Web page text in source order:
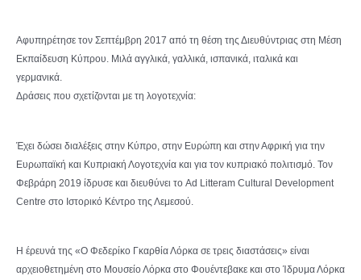
Αφυπηρέτησε τον Σεπτέμβρη 2017 από τη θέση της Διευθύντριας στη Μέση
Εκπαίδευση Κύπρου. Μιλά αγγλικά, γαλλικά, ισπανικά, ιταλικά και
γερμανικά.
Δράσεις που σχετίζονται με τη λογοτεχνία:
Έχει δώσει διαλέξεις στην Κύπρο, στην Ευρώπη και στην Αφρική για την
Ευρωπαϊκή και Κυπριακή Λογοτεχνία και για τον κυπριακό πολιτισμό. Τον
Φεβράρη 2019 ίδρυσε και διευθύνει το Ad Litteram Cultural Development
Centre στο Ιστορικό Κέντρο της Λεμεσού.
H έρευνά της «Ο Φεδερίκο Γκαρθία Λόρκα σε τρεις διαστάσεις» είναι
αρχειοθετημένη στο Μουσείο Λόρκα στο Φουέντεβακε και στο Ίδρυμα Λόρκα